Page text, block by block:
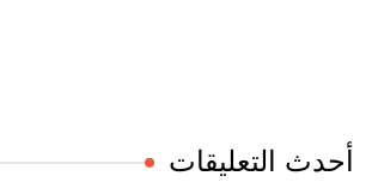
أحدث التعليقات